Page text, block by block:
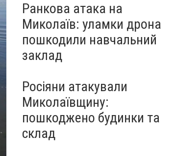
Ранкова атака на
Миколаїв: уламки дрона
пошкодили навчальний
заклад
Росіяни атакували
Миколаївщину:
пошкоджено будинки та
склад